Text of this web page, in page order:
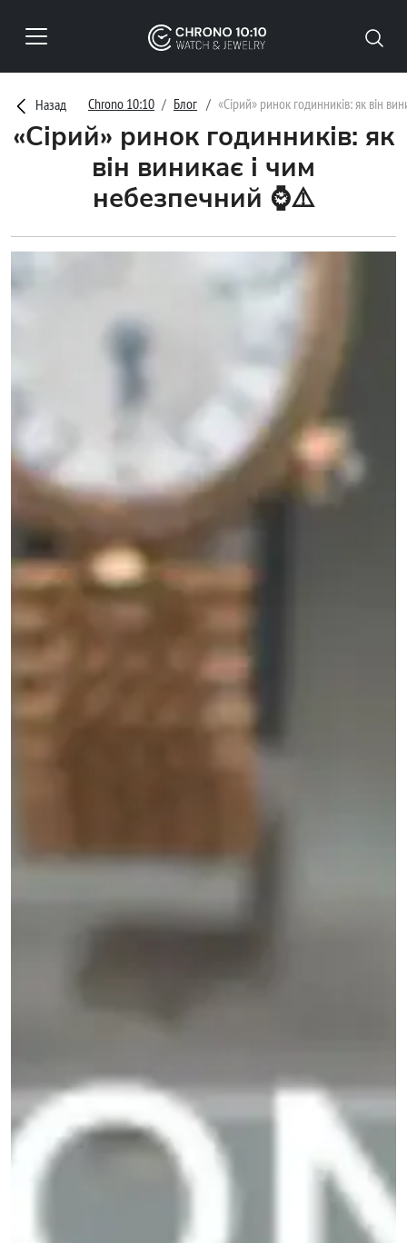
Назад Chrono 10:10 Блог «Сірий» ринок годинників: як він
«Сірий» ринок годинників: як
він виникає і чим
небезпечний ⌚⚠️